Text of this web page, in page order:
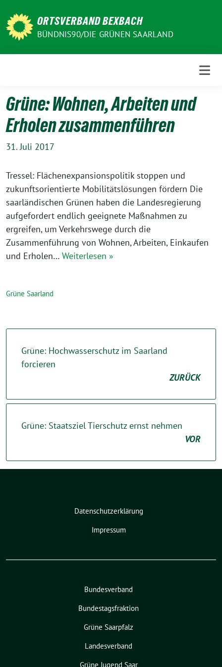
zum
Inhalt
ORTSVERBAND BEXBACH
BÜNDNIS90/DIE GRÜNEN SAARLAND
Grüne: Wohnen, Arbeiten und
Erholen zusammenführen
31. Juli 2017
Tressel: Flächenexpansionspolitik stoppen und
zukunftsorientierte Mobilitätslösungen fördern Die
saarländischen Grünen haben die Landesregierung
aufgefordert endlich geeignete Maßnahmen zu
ergreifen, um Verkehrswege durch die
Zusammenführung von Wohnen, Arbeiten, Einkaufen
und Erholen… Weiterlesen »
Grüne Saarland
Grüne: Hochwasserschutz im Saarland
forcieren
ZURÜCK
Grüne: Staatsziel Tierschutz ernst nehmen
VOR
Datenschutzerklärung
Impressum
Bundesverband
Bundestagsfraktion
Grüne Saarpfalz
Landesverband
Grüne Jugend Saar